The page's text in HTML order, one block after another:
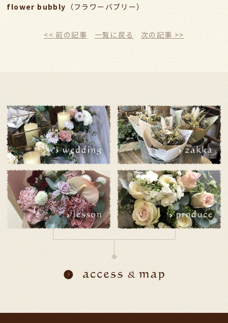
flower bubbly （フラワーバブリー）
<< 前の記事 一覧に戻る 次の記事 >>